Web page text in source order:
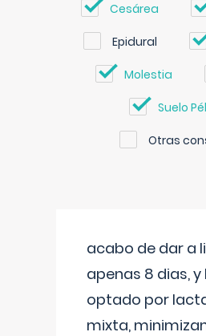
Cesárea
Epidural
Molestia
Suelo
Otras
acabo de dar a
apenas 8 dias,
optado por
mixta,